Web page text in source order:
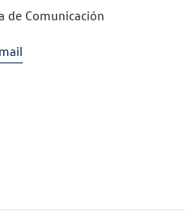
de Comunicación